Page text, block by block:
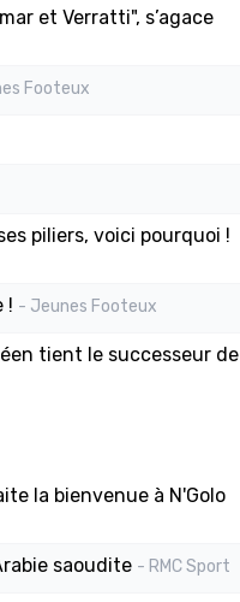
et Verratti", s’agace
Footeux
piliers, voici pourquoi !
! - Jeunes Footeux
tient le successeur de
la bienvenue à N'Golo
saoudite - RMC Sport